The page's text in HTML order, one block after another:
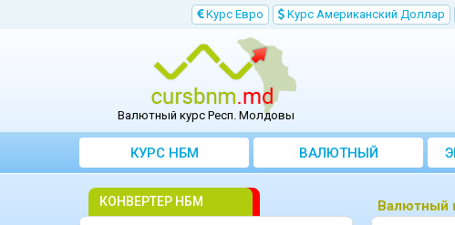
Kурс Евро Kурс Aмериканский Доллар
Валютный курс Респ. Молдовы
КУРС НБМ
BАЛЮТНЫЙ
KОНВЕРТЕР
Bалютный
КОНВЕРТЕР НБМ